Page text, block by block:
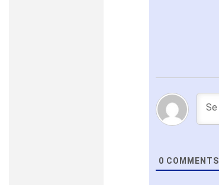
0 COMMENTS